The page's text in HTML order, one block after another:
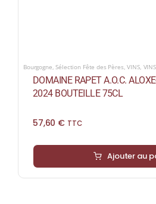
Bourgogne,Sélection Fête des Pères,VINS,
DOMAINE RAPET A.O.C.
2024 BOUTEILLE 75CL
57,60 € TTC
Ajouter au